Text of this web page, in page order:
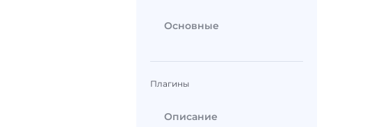
Основные
Плагины
Описание